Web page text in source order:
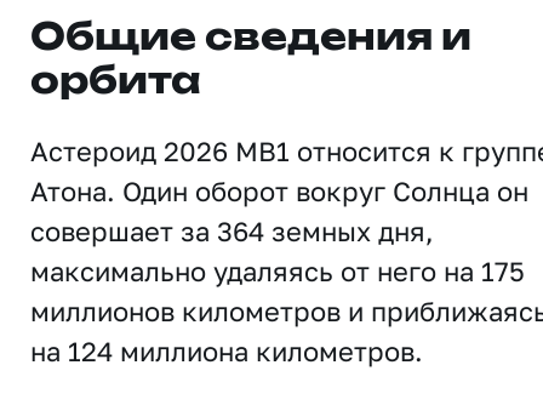
Общие сведения и
орбита
Астероид 2026 MB1 относится к
Атона. Один оборот вокруг Солнца он
совершает за 364 земных дня,
максимально удаляясь от него на 175
миллионов километров и
на 124 миллиона километров.